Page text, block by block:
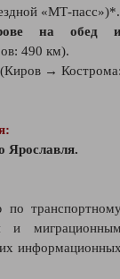
«МТ-пасс»)*.
на обед
490 км).
(Киров →
Ярославля.
и